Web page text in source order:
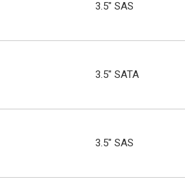
3.5" SAS
3.5" SATA
3.5" SAS